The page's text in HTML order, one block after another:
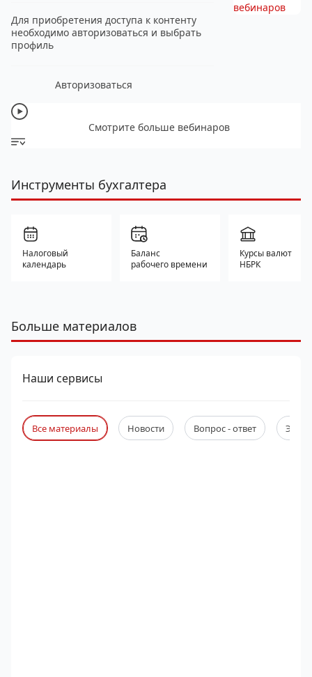
Для приобретения доступа к контенту
необходимо авторизоваться и выбрать
профиль
Авторизоваться
вебинаров
Смотрите больше вебинаров
Инструменты бухгалтера
Налоговый
календарь
Баланс
рабочего времени
Курсы валют
НБРК
Больше материалов
Наши сервисы
Все материалы Новости Вопрос - ответ